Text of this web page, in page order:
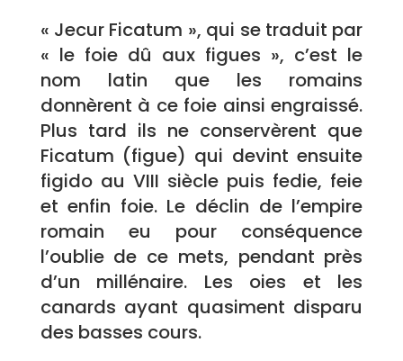
« Jecur Ficatum », qui se traduit par
« le foie dû aux figues », c’est le
nom latin que les romains
donnèrent à ce foie ainsi engraissé.
Plus tard ils ne conservèrent que
Ficatum (figue) qui devint ensuite
figido au VIII siècle puis fedie, feie
et enfin foie. Le déclin de l’empire
romain eu pour conséquence
l’oublie de ce mets, pendant près
d’un millénaire. Les oies et les
canards ayant quasiment disparu
des basses cours.